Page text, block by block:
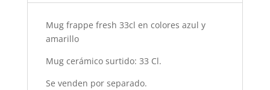
Mug frappe fresh 33cl en colores azul y
amarillo
Mug cerámico surtido: 33 Cl.
Se venden por separado.